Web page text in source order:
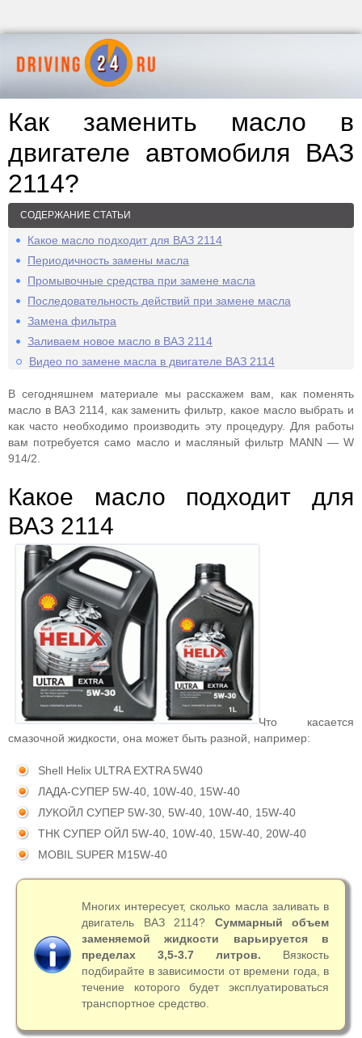
Как заменить масло в
двигателе автомобиля ВАЗ
2114?
СОДЕРЖАНИЕ СТАТЬИ
Какое масло подходит для ВАЗ 2114
Периодичность замены масла
Промывочные средства при замене масла
Последовательность действий при замене масла
Замена фильтра
Заливаем новое масло в ВАЗ 2114
Видео по замене масла в двигателе ВАЗ 2114
В сегодняшнем материале мы расскажем вам, как поменять
масло в ВАЗ 2114, как заменить фильтр, какое масло выбрать и
как часто необходимо производить эту процедуру. Для работы
вам потребуется само масло и масляный фильтр MANN — W
914/2.
Какое масло подходит для
ВАЗ 2114
Что касается
смазочной жидкости, она может быть разной, например:
Shell Helix ULTRA EXTRA 5W40
ЛАДА-СУПЕР 5W-40, 10W-40, 15W-40
ЛУКОЙЛ СУПЕР 5W-30, 5W-40, 10W-40, 15W-40
ТНК СУПЕР ОЙЛ 5W-40, 10W-40, 15W-40, 20W-40
MOBIL SUPER М15W-40
Многих интересует, сколько масла заливать в
двигатель ВАЗ 2114? Суммарный объем
заменяемой жидкости варьируется в
пределах 3,5-3.7 литров. Вязкость
подбирайте в зависимости от времени года, в
течение которого будет эксплуатироваться
транспортное средство.